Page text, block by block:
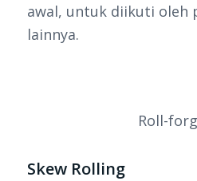
awal, untuk diikuti oleh
lainnya.
Roll-
Skew Rolling